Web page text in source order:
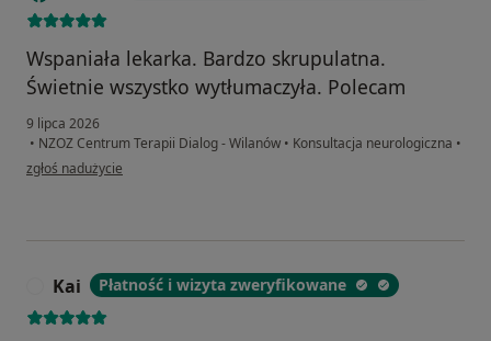
Wspaniała lekarka. Bardzo skrupulatna.
Świetnie wszystko wytłumaczyła. Polecam
9 lipca 2026
• NZOZ Centrum Terapii Dialog - Wilanów • Konsultacja neurologiczna •
w opinii użytkownika Natalie
zgłoś nadużycie
Kai Płatność i wizyta zweryfikowane